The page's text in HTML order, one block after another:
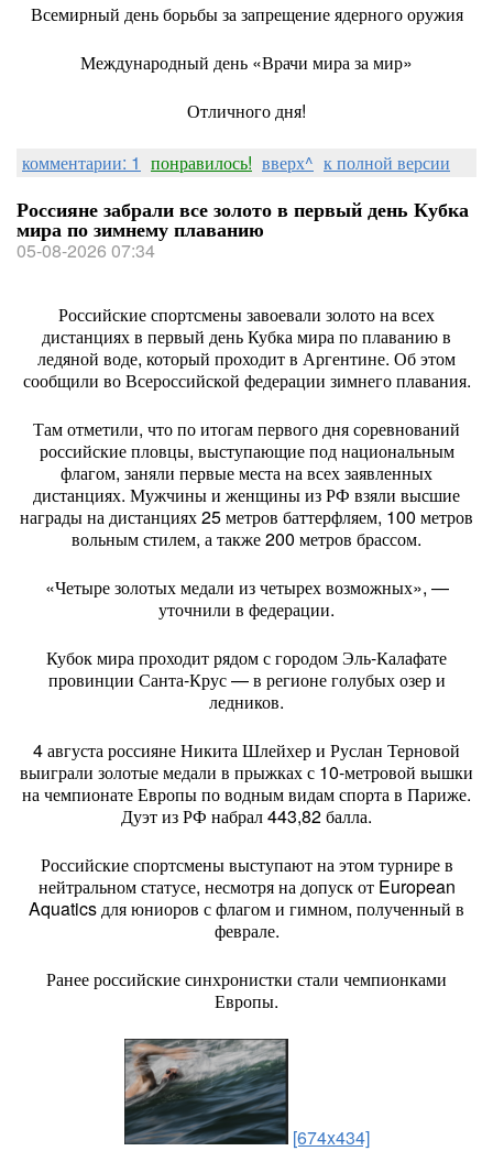
Всемирный день борьбы за запрещение ядерного оружия
Международный день «Врачи мира за мир»
Отличного дня!
комментарии: 1 понравилось! вверх^ к полной версии
Россияне забрали все золото в первый день Кубка
мира по зимнему плаванию
05-08-2026 07:34
Российские спортсмены завоевали золото на всех
дистанциях в первый день Кубка мира по плаванию в
ледяной воде, который проходит в Аргентине. Об этом
сообщили во Всероссийской федерации зимнего плавания.
Там отметили, что по итогам первого дня соревнований
российские пловцы, выступающие под национальным
флагом, заняли первые места на всех заявленных
дистанциях. Мужчины и женщины из РФ взяли высшие
награды на дистанциях 25 метров баттерфляем, 100 метров
вольным стилем, а также 200 метров брассом.
«Четыре золотых медали из четырех возможных», —
уточнили в федерации.
Кубок мира проходит рядом с городом Эль-Калафате
провинции Санта-Крус — в регионе голубых озер и
ледников.
4 августа россияне Никита Шлейхер и Руслан Терновой
выиграли золотые медали в прыжках с 10-метровой вышки
на чемпионате Европы по водным видам спорта в Париже.
Дуэт из РФ набрал 443,82 балла.
Российские спортсмены выступают на этом турнире в
нейтральном статусе, несмотря на допуск от European
Aquatics для юниоров с флагом и гимном, полученный в
феврале.
Ранее российские синхронистки стали чемпионками
Европы.
[674x434]